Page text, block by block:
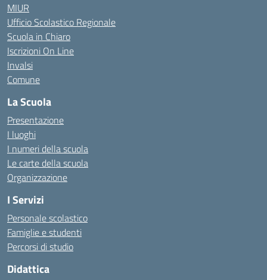
MIUR
Ufficio Scolastico Regionale
Scuola in Chiaro
Iscrizioni On Line
Invalsi
Comune
La Scuola
Presentazione
I luoghi
I numeri della scuola
Le carte della scuola
Organizzazione
I Servizi
Personale scolastico
Famiglie e studenti
Percorsi di studio
Didattica